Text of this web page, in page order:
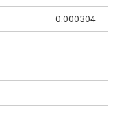
0.000304